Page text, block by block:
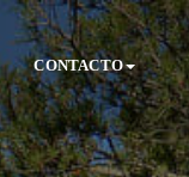
CONTACTO